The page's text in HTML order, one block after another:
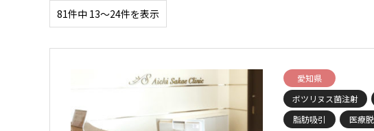
81件中 13〜24件を表示
愛知県
ボツリヌス菌注射
脂肪吸引
医療